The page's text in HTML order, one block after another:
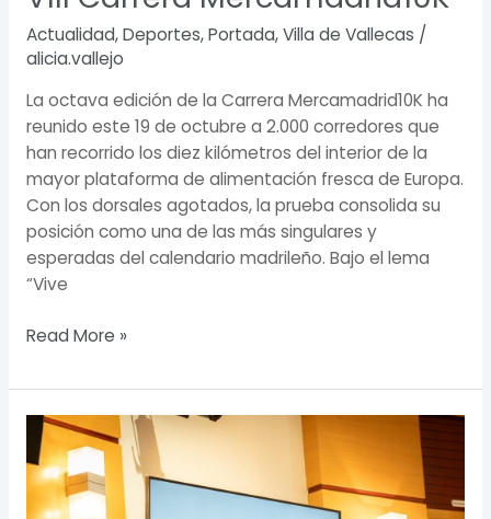
Actualidad,Deportes,Portada,Villa de Vallecas /
alicia.vallejo
La octava edición de la Carrera Mercamadrid10K ha
reunido este 19 de octubre a 2.000 corredores que
han recorrido los diez kilómetros del interior de la
mayor plataforma de alimentación fresca de Europa.
Con los dorsales agotados, la prueba consolida su
posición como una de las más singulares y
esperadas del calendario madrileño. Bajo el lema
“Vive
Read More »
Villa
de
Vallecas
prioriza